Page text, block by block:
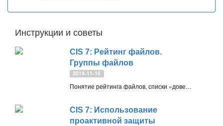
Инструкции и советы
CIS 7: Рейтинг файлов.
Группы файлов
2014-11-16
Понятие рейтинга файлов, списки «доверенных» и «неопознанных» программ, приемы работы с ними. Управление группами файлов
CIS 7: Использование
проактивной защиты